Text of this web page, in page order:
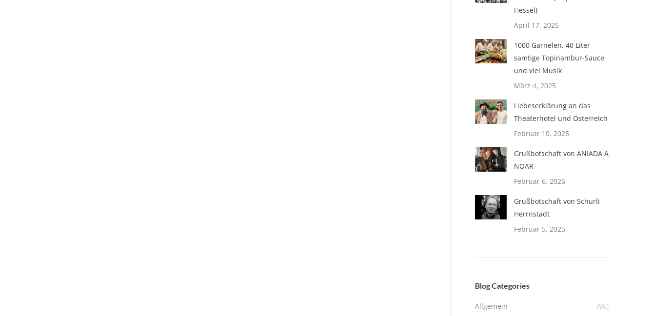
Hessel)
April 17, 2025
1000 Garnelen, 40 Liter
samtige Topinambur-Sauce
und viel Musik
März 4, 2025
Liebeserklärung an das
Theaterhotel und Österreich
Februar 10, 2025
Grußbotschaft von ANIADA A
NOAR
Februar 6, 2025
Grußbotschaft von Schurli
Herrnstadt
Februar 5, 2025
Blog Categories
Allgemein
(96)